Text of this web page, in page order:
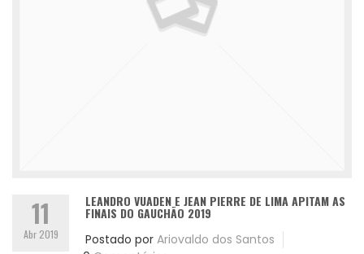
11
Abr 2019
LEANDRO VUADEN E JEAN PIERRE DE LIMA APITAM AS
FINAIS DO GAUCHÃO 2019
Postado por Ariovaldo dos Santos